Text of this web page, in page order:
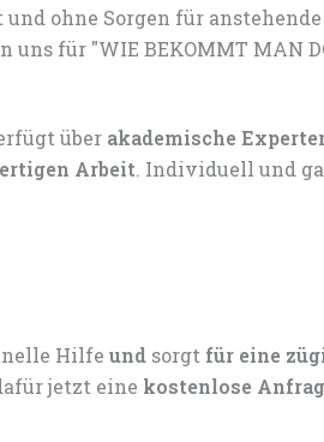
ohne Sorgen für
uns für "WIE BEKOMMT MAN
über akademische
Arbeit. Individuell und
Hilfe und sorgt für eine
jetzt eine kostenlose